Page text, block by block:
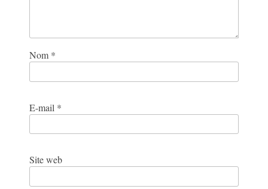
Nom *
E-mail *
Site web